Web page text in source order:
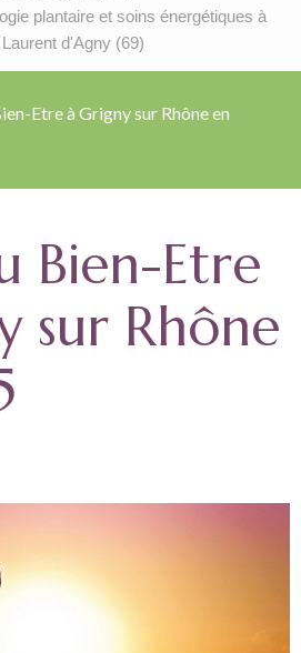
plantaire et soins énergétiques à
d'Agny (69)
Etre à Grigny sur Rhône en
Bien-Etre
sur Rhône